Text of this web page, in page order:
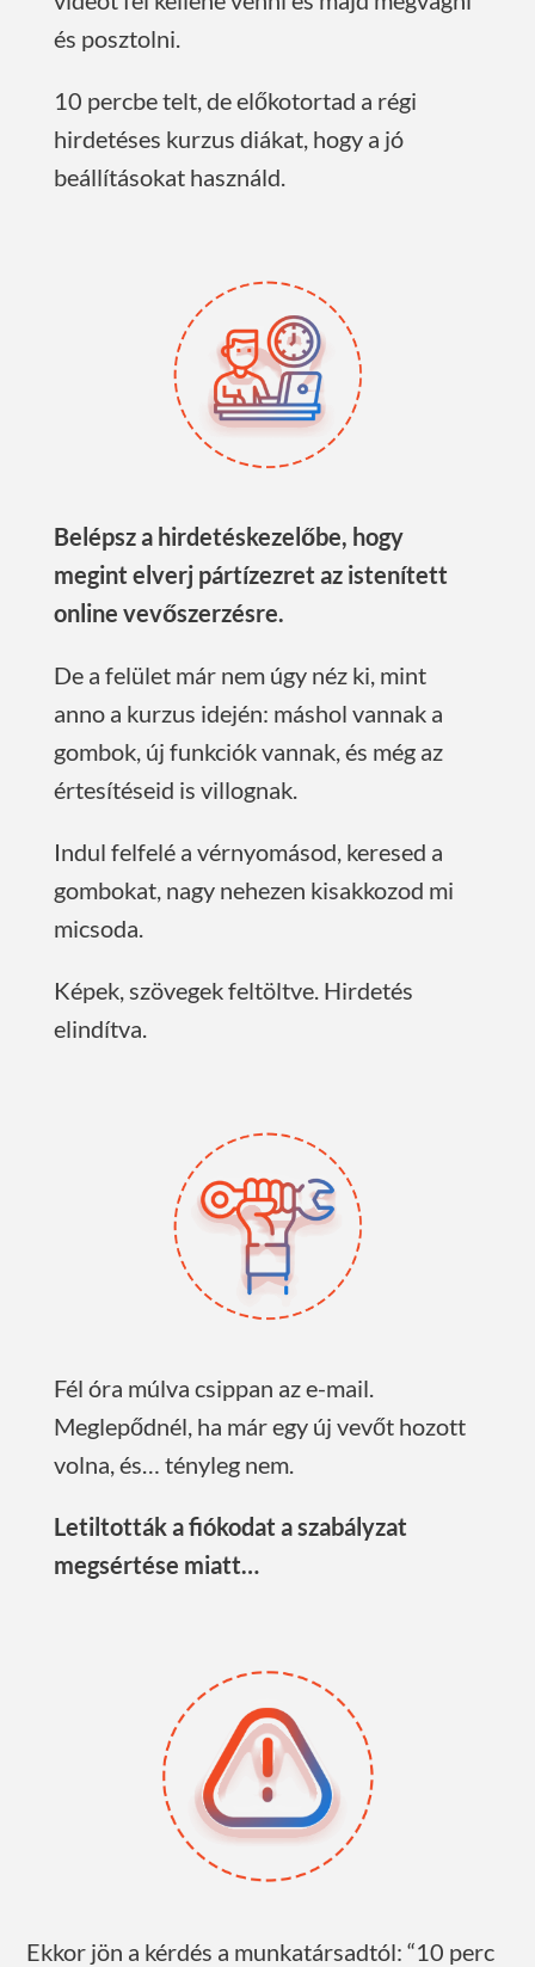
és posztolni.
10 percbe telt, de előkotortad a régi
hirdetéses kurzus diákat, hogy a jó
beállításokat használd.
Belépsz a hirdetéskezelőbe, hogy
megint elverj pártízezret az istenített
online vevőszerzésre.
De a felület már nem úgy néz ki, mint
anno a kurzus idején: máshol vannak a
gombok, új funkciók vannak, és még az
értesítéseid is villognak.
Indul felfelé a vérnyomásod, keresed a
gombokat, nagy nehezen kisakkozod mi
micsoda.
Képek, szövegek feltöltve. Hirdetés
elindítva.
Fél óra múlva csippan az e-mail.
Meglepődnél, ha már egy új vevőt hozott
volna, és… tényleg nem.
Letiltották a fiókodat a szabályzat
megsértése miatt…
Ekkor jön a kérdés a munkatársadtól: “10 perc